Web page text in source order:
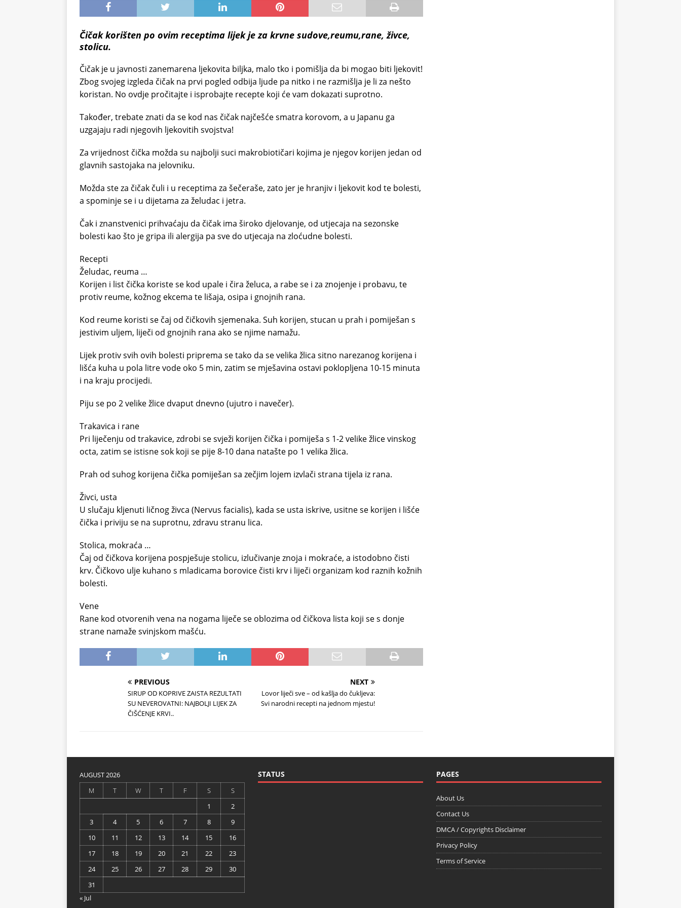
Čičak korišten po ovim receptima lijek je za krvne sudove,reumu,rane, živce,
stolicu.
Čičak je u javnosti zanemarena ljekovita biljka, malo tko i pomišlja da bi mogao biti ljekovit!
Zbog svojeg izgleda čičak na prvi pogled odbija ljude pa nitko i ne razmišlja je li za nešto
koristan. No ovdje pročitajte i isprobajte recepte koji će vam dokazati suprotno.
Također, trebate znati da se kod nas čičak najčešće smatra korovom, a u Japanu ga
uzgajaju radi njegovih ljekovitih svojstva!
Za vrijednost čička možda su najbolji suci makrobiotičari kojima je njegov korijen jedan od
glavnih sastojaka na jelovniku.
Možda ste za čičak čuli i u receptima za šečeraše, zato jer je hranjiv i ljekovit kod te bolesti,
a spominje se i u dijetama za želudac i jetra.
Čak i znanstvenici prihvaćaju da čičak ima široko djelovanje, od utjecaja na sezonske
bolesti kao što je gripa ili alergija pa sve do utjecaja na zloćudne bolesti.
Recepti
Želudac, reuma …
Korijen i list čička koriste se kod upale i čira želuca, a rabe se i za znojenje i probavu, te
protiv reume, kožnog ekcema te lišaja, osipa i gnoj­nih rana.
Kod reume koristi se čaj od čičkovih sjemenaka. Suh korijen, stucan u prah i pomiješan s
jestivim uljem, liječi od gnojnih rana ako se njime namažu.
Lijek protiv svih ovih bolesti priprema se tako da se velika žlica sitno narezanog korijena i
lišća kuha u pola litre vode oko 5 min, zatim se mješavina ostavi poklopljena 10-15 minuta
i na kraju procijedi.
Piju se po 2 velike žlice dvaput dnevno (ujutro i navečer).
Trakavica i rane
Pri liječenju od trakavice, zdrobi se svježi korijen čička i pomiješa s 1-2 velike žlice vinskog
octa, zatim se istisne sok koji se pije 8-10 dana natašte po 1 velika žlica.
Prah od suhog korijena čička pomiješan sa zečjim lojem izvlači strana tijela iz rana.
Živci, usta
U slučaju kljenuti ličnog živca (Nervus facialis), kada se usta iskrive, usitne se korijen i lišće
čička i priviju se na suprotnu, zdravu stranu lica.
Stolica, mokraća …
Čaj od čičkova korijena pospješuje stolicu, izlučivanje znoja i mokraće, a istodobno čisti
krv. Čičkovo ulje kuhano s mladicama borovice čisti krv i liječi organizam kod raznih kožnih
bolesti.
Vene
Rane kod otvorenih vena na nogama liječe se oblozima od čičkova lista koji se s donje
strane namaže svinjskom mašću.
PREVIOUS
SIRUP OD KOPRIVE ZAISTA REZULTATI
SU NEVEROVATNI: NAJBOLJI LIJEK ZA
ČIŠĆENJE KRVI..
NEXT
Lovor liječi sve – od kašlja do čukljeva:
Svi narodni recepti na jednom mjestu!
AUGUST 2026
M
T W T F S
S
1
2
3
4 5 6 7 8
9
10
11 12 13 14 15
16
17
18 19 20 21 22
23
24
25 26 27 28 29
30
31
« Jul
STATUS PAGES
About Us
Contact Us
DMCA / Copyrights Disclaimer
Privacy Policy
Terms of Service